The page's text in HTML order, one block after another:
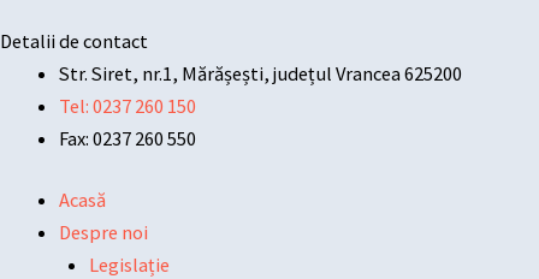
Detalii de contact
Str. Siret, nr.1, Mărășești, județul Vrancea 625200
Tel: 0237 260 150
Fax: 0237 260 550
Acasă
Despre noi
Legislație